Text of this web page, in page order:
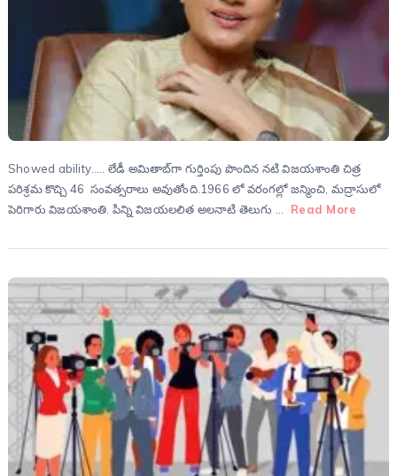
Showed ability….. లేడీ అమితాబ్‌గా గుర్తింపు పొందిన నటి విజయశాంతి చిత్ర
పరిశ్రమ కొచ్చి 46 సంవత్సరాలు అవుతోంది.1966 లో వరంగల్లో జన్మించి, మద్రాసులో
పెరిగారు విజయశాంతి. పిన్ని విజయలలిత అలనాటి తెలుగు …
Read More